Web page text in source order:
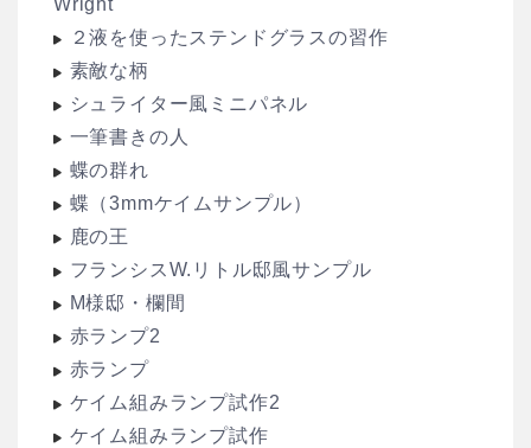
Wright
２液を使ったステンドグラスの習作
素敵な柄
シュライター風ミニパネル
一筆書きの人
蝶の群れ
蝶（3mmケイムサンプル）
鹿の王
フランシスW.リトル邸風サンプル
M様邸・欄間
赤ランプ2
赤ランプ
ケイム組みランプ試作2
ケイム組みランプ試作